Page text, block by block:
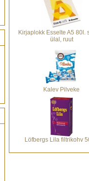
Kirjaplokk Esselte A5 80l.
ülal, ruut
Kalev Pilveke
Löfbergs Lila filtrikohv